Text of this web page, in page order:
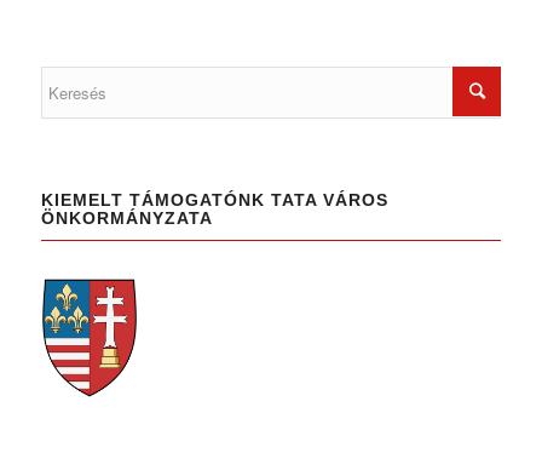
KIEMELT TÁMOGATÓNK TATA VÁROS
ÖNKORMÁNYZATA